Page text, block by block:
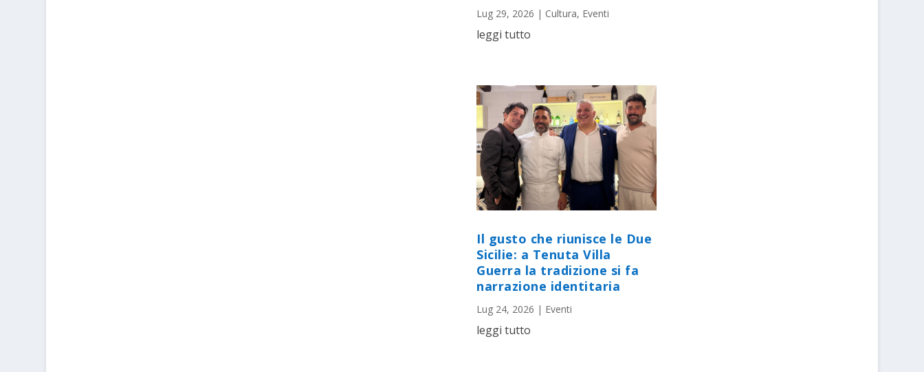
Lug 29, 2026 | Cultura, Eventi
leggi tutto
Il gusto che riunisce le Due
Sicilie: a Tenuta Villa
Guerra la tradizione si fa
narrazione identitaria
Lug 24, 2026 | Eventi
leggi tutto